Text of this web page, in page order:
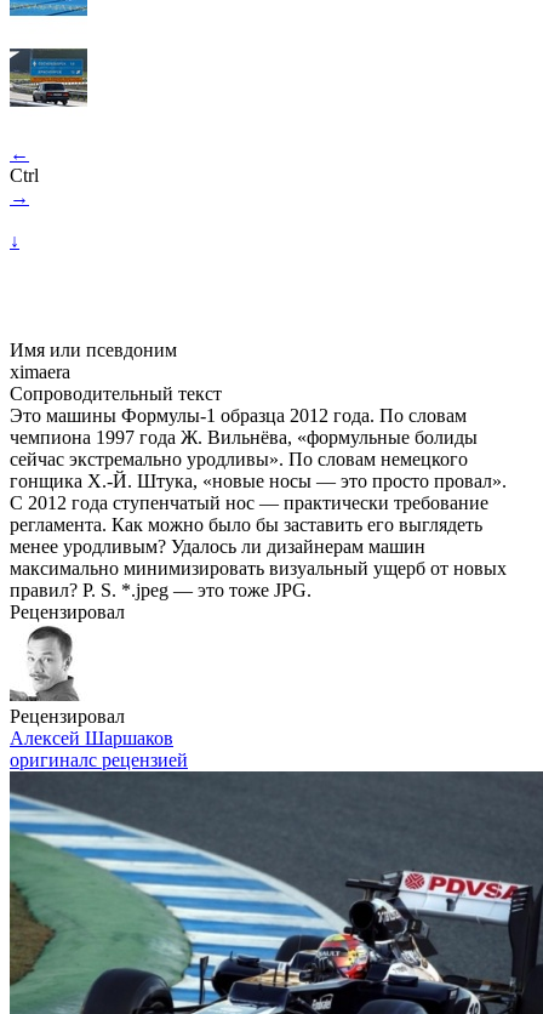
←
Ctrl
→
↓
Имя или псевдоним
ximaera
Сопроводительный текст
Это машины Формулы-1 образца 2012 года. По словам
чемпиона 1997 года Ж. Вильнёва, «формульные болиды
сейчас экстремально уродливы». По словам немецкого
гонщика Х.-Й. Штука, «новые носы — это просто провал».
С 2012 года ступенчатый нос — практически требование
регламента. Как можно было бы заставить его выглядеть
менее уродливым? Удалось ли дизайнерам машин
максимально минимизировать визуальный ущерб от новых
правил? P. S. *.jpeg — это тоже JPG.
Рецензировал
Рецензировал
Алексей Шаршаков
оригиналс рецензией